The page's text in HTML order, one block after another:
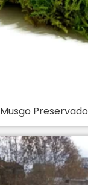
Musgo Preservado